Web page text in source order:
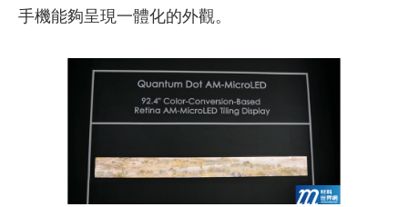
手機能夠呈現一體化的外觀。